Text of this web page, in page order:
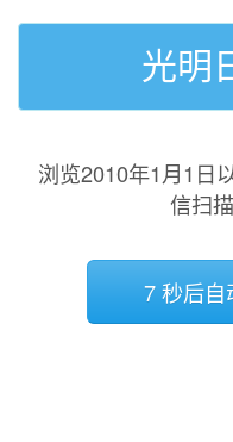
光明
浏览2010年1月1日
信扫
7 秒后自